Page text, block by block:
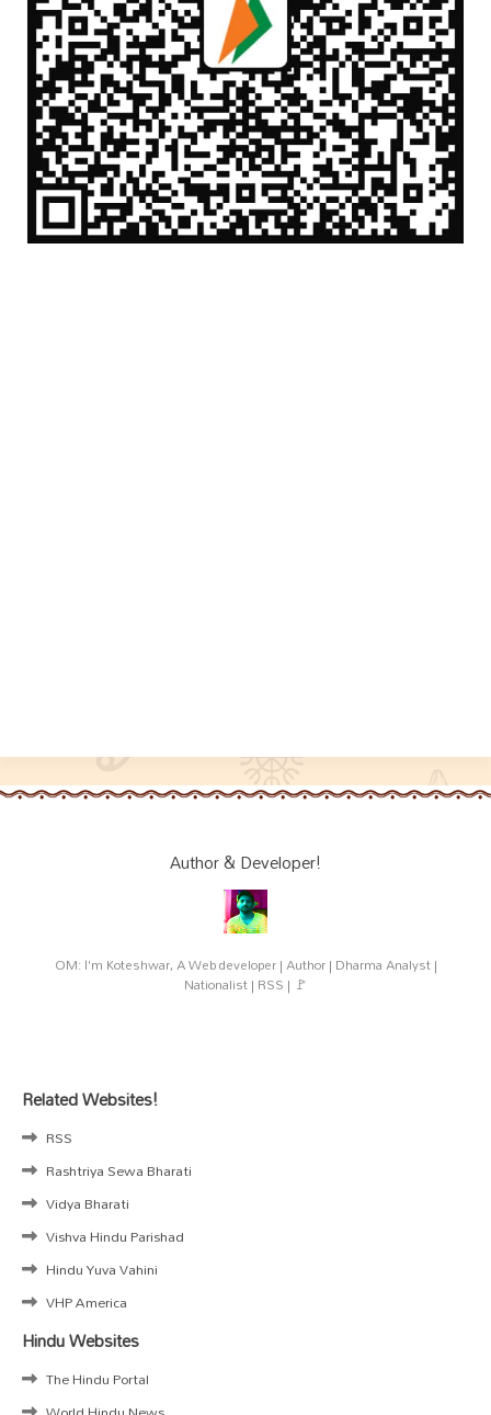
Author & Developer!
OM: I'm Koteshwar, A Web developer | Author | Dharma Analyst |
Nationalist | RSS | 🚩
Related Websites!
RSS
Rashtriya Sewa Bharati
Vidya Bharati
Vishva Hindu Parishad
Hindu Yuva Vahini
VHP America
Hindu Websites
The Hindu Portal